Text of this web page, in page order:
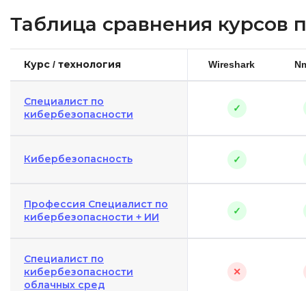
Таблица сравнения курсов
Курс / технология Wireshark
Специалист по
кибербезопасности
✓
Кибербезопасность ✓
Профессия Специалист по
кибербезопас­но­сти + ИИ
✓
Специалист по
кибербезопасности
облачных сред
✕